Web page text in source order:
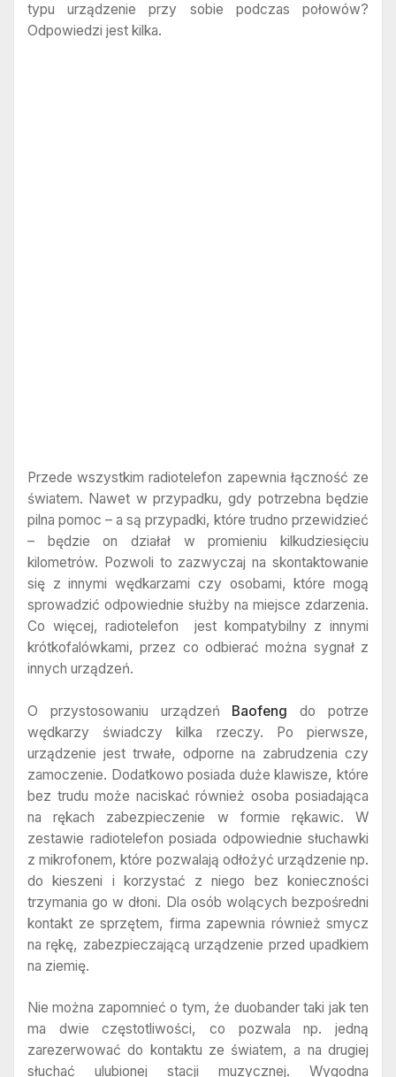
typu urządzenie przy sobie podczas połowów?
Odpowiedzi jest kilka.
Przede wszystkim radiotelefon zapewnia łączność ze
światem. Nawet w przypadku, gdy potrzebna będzie
pilna pomoc – a są przypadki, które trudno przewidzieć
– będzie on działał w promieniu kilkudziesięciu
kilometrów. Pozwoli to zazwyczaj na skontaktowanie
się z innymi wędkarzami czy osobami, które mogą
sprowadzić odpowiednie służby na miejsce zdarzenia.
Co więcej, radiotelefon jest kompatybilny z innymi
krótkofalówkami, przez co odbierać można sygnał z
innych urządzeń.
O przystosowaniu urządzeń Baofeng do potrze
wędkarzy świadczy kilka rzeczy. Po pierwsze,
urządzenie jest trwałe, odporne na zabrudzenia czy
zamoczenie. Dodatkowo posiada duże klawisze, które
bez trudu może naciskać również osoba posiadająca
na rękach zabezpieczenie w formie rękawic. W
zestawie radiotelefon posiada odpowiednie słuchawki
z mikrofonem, które pozwalają odłożyć urządzenie np.
do kieszeni i korzystać z niego bez konieczności
trzymania go w dłoni. Dla osób wolących bezpośredni
kontakt ze sprzętem, firma zapewnia również smycz
na rękę, zabezpieczającą urządzenie przed upadkiem
na ziemię.
Nie można zapomnieć o tym, że duobander taki jak ten
ma dwie częstotliwości, co pozwala np. jedną
zarezerwować do kontaktu ze światem, a na drugiej
słuchać ulubionej stacji muzycznej. Wygodna